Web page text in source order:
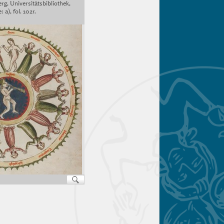
Universitätsbibliothek,
a), fol. 102r.